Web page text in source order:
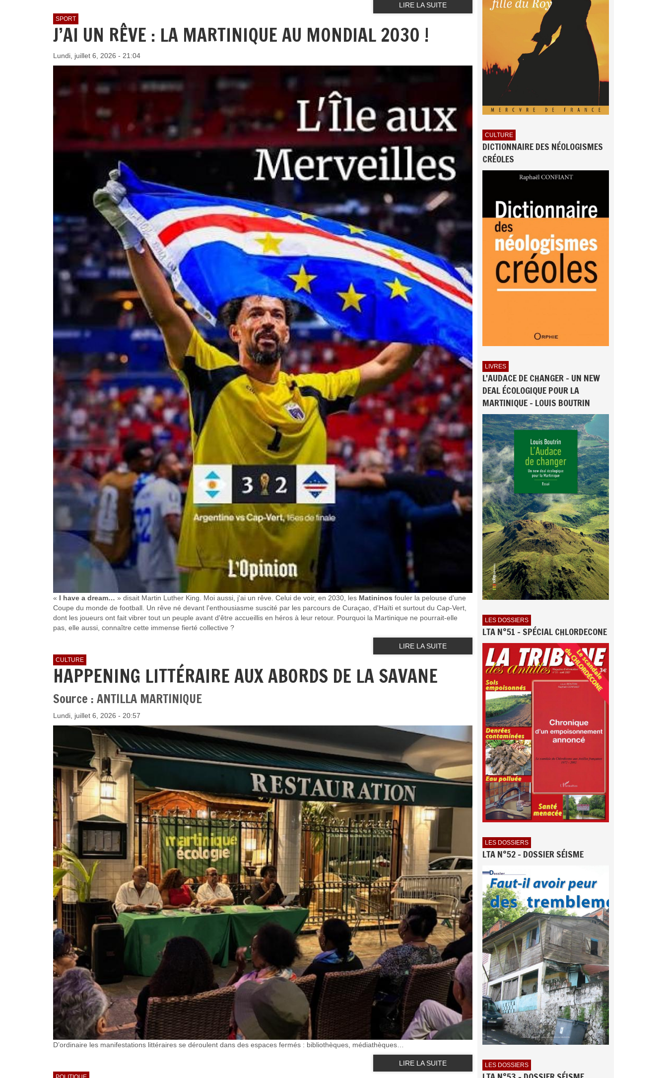
LIRE LA SUITE
SPORT
J’AI UN RÊVE : LA MARTINIQUE AU MONDIAL 2030 !
Lundi, juillet 6, 2026 - 21:04
« I have a dream… » disait Martin Luther King. Moi aussi, j'ai un rêve. Celui de voir, en 2030, les Matininos fouler la pelouse d'une
Coupe du monde de football. Un rêve né devant l'enthousiasme suscité par les parcours de Curaçao, d'Haïti et surtout du Cap-Vert,
dont les joueurs ont fait vibrer tout un peuple avant d'être accueillis en héros à leur retour. Pourquoi la Martinique ne pourrait-elle
pas, elle aussi, connaître cette immense fierté collective ?
LIRE LA SUITE
CULTURE
HAPPENING LITTÉRAIRE AUX ABORDS DE LA SAVANE
Source : ANTILLA MARTINIQUE
Lundi, juillet 6, 2026 - 20:57
D’ordinaire les manifestations littéraires se déroulent dans des espaces fermés : bibliothèques, médiathèques…
LIRE LA SUITE
CULTURE
DICTIONNAIRE DES NÉOLOGISMES
CRÉOLES
LIVRES
L'AUDACE DE CHANGER - UN NEW
DEAL ÉCOLOGIQUE POUR LA
MARTINIQUE - LOUIS BOUTRIN
LES DOSSIERS
LTA N°51 - SPÉCIAL CHLORDECONE
LES DOSSIERS
LTA N°52 - DOSSIER SÉISME
LES DOSSIERS